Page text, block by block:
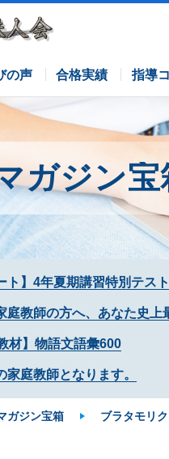
の声 合格実績 指導
ス
ース 各塾併用コ
ガジン宝
ト】4年夏期講習特別テス
庭教師の方へ、あなた史上
材】物語文語彙600
家庭教師となります。
ガジン宝箱 ブラタモリク